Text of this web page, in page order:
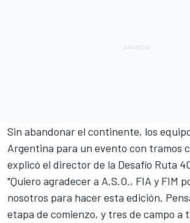
Sin abandonar el continente, los
Argentina para un evento con tramos
explicó el director de la Desafío Ruta
"Quiero agradecer a A.S.O., FIA y FIM
nosotros para hacer esta edición.
etapa de comienzo, y tres de campo a